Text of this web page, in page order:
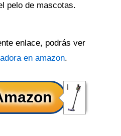
pelo de mascotas.
enlace, podrás ver
en amazon.